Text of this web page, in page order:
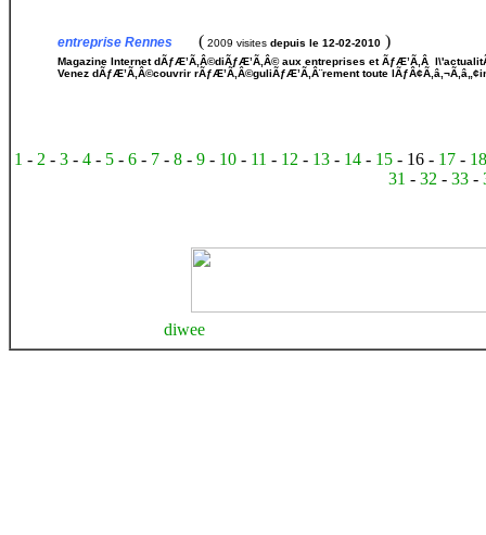
entreprise Rennes ( 2009 visites depuis le 12-02-2010 )
Magazine Internet dÃƒÆ’Ã‚Â©diÃƒÆ’Ã‚Â© aux entreprises et ÃƒÆ’Ã‚Â
Venez dÃƒÆ’Ã‚Â©couvrir rÃƒÆ’Ã‚Â©guliÃƒÆ’Ã‚Â¨rement toute
1 - 2 -3 -4 - 5 -6 - 7 -8 -9 - 10 - 11 - 12 - 13 - 14 - 15 - 16 - 17 -
31 -32 -33 -
diwee